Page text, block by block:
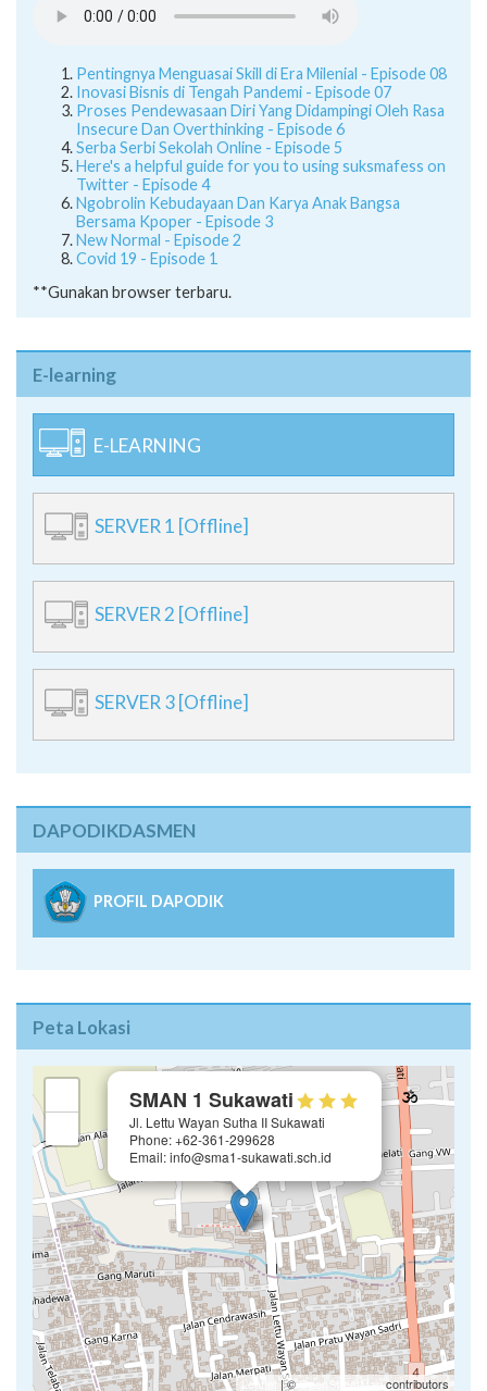
Pentingnya Menguasai Skill di Era Milenial - Episode 08
Inovasi Bisnis di Tengah Pandemi - Episode 07
Proses Pendewasaan Diri Yang Didampingi Oleh Rasa
Insecure Dan Overthinking - Episode 6
Serba Serbi Sekolah Online - Episode 5
Here's a helpful guide for you to using suksmafess on
Twitter - Episode 4
Ngobrolin Kebudayaan Dan Karya Anak Bangsa
Bersama Kpoper - Episode 3
New Normal - Episode 2
Covid 19 - Episode 1
**Gunakan browser terbaru.
E-learning
E-LEARNING
SERVER 1 [Offline]
SERVER 2 [Offline]
SERVER 3 [Offline]
DAPODIKDASMEN
PROFIL DAPODIK
Peta Lokasi
SMAN 1 Sukawati
Jl. Lettu Wayan Sutha II Sukawati
Phone: +62-361-299628
Email: info@sma1-sukawati.sch.id
+
−